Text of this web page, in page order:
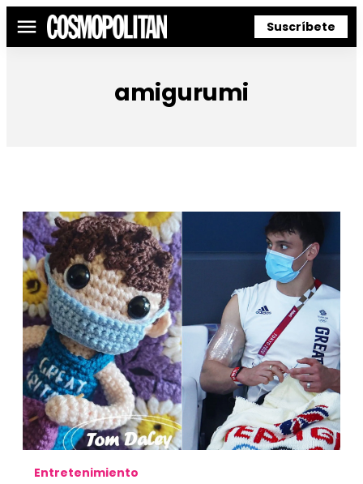
Menú Suscríbete
amigurumi
Entretenimiento